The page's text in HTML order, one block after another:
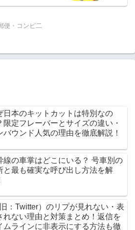
便・コンビ二
日本のキットカットは特別なの
限定フレーバーとサイズの違い・
バウンド人気の理由を徹底解説！
線の車掌はどこにいる？ 号車別の
と最も確実な呼び出し方法を解
：Twitter）のリプが見れない・表
れない理由と対策まとめ！返信を
ムラインに非表示にする方法も徹